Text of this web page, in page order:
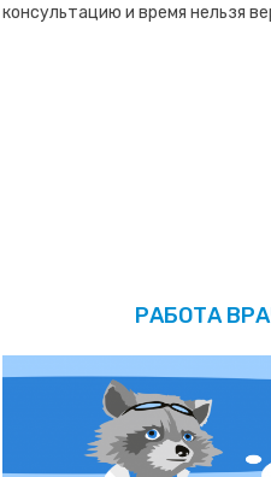
консультацию и время нельзя
РАБОТА